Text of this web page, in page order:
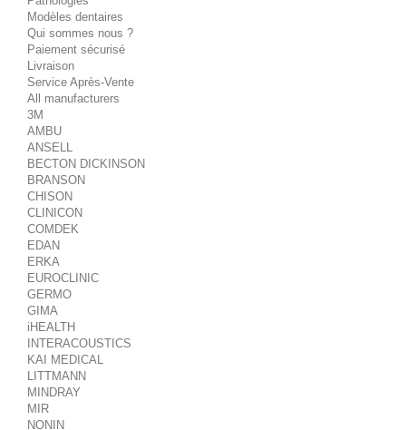
Modèles dentaires
Qui sommes nous ?
Paiement sécurisé
Livraison
Service Après-Vente
All manufacturers
3M
AMBU
ANSELL
BECTON DICKINSON
BRANSON
CHISON
CLINICON
COMDEK
EDAN
ERKA
EUROCLINIC
GERMO
GIMA
iHEALTH
INTERACOUSTICS
KAI MEDICAL
LITTMANN
MINDRAY
MIR
NONIN